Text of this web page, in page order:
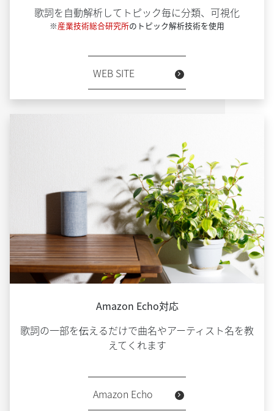
歌詞を自動解析してトピック毎に分類、可視化
※産業技術総合研究所のトピック解析技術を使用
WEB SITE
Amazon Echo対応
歌詞の一部を伝えるだけで曲名やアーティスト名を教
えてくれます
Amazon Echo